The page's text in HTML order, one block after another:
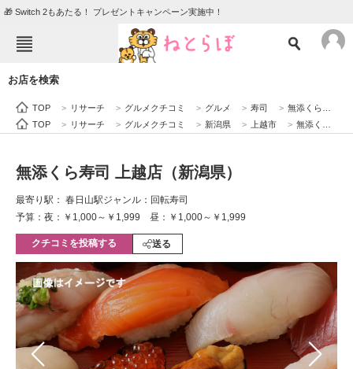
🎁 Switch 2もあたる！ プレゼントキャンペーン実施中！
エンタメ クイズ
住まい 教育・育児
動物 リサーチ
会員記事
メディア
注目記事を集めた総合ページ
ITの今と未来を見通す
お店を検索
TOP > リサーチ > グルメクチコミ > グルメ > 寿司 > 無添くら寿司 上越店（新潟県）
TOP
> リサーチ > グルメクチコミ > 新潟県 > 上越市 > 無添くら寿司 上越店（新潟県）
無添くら寿司 上越店（新潟県）
最寄り駅： 春日山駅ジャンル：回転寿司
予算：夜：￥1,000～￥1,999 昼：￥1,000～￥1,999
クチコミを投稿する 送る